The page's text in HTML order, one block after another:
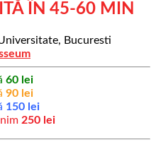
ÎN 45-60 MIN
Bucuresti
60 lei
90 lei
150 lei
250 lei